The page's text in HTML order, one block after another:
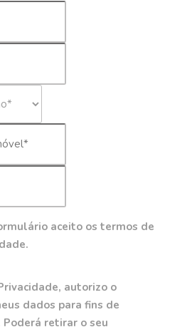
aceito os termos de
autorizo o
dados para fins de
retirar o seu